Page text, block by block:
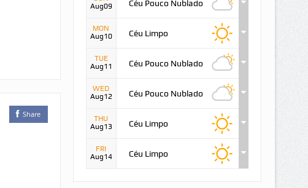
Share
Aug09
Céu Pouco Nublado
MON
Aug10
Céu Limpo
TUE
Aug11
Céu Pouco Nublado
WED
Aug12
Céu Pouco Nublado
THU
Aug13
Céu Limpo
FRI
Aug14
Céu Limpo